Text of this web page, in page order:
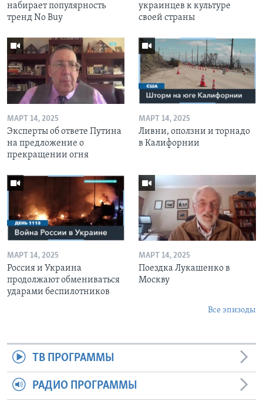
набирает популярность
тренд No Buy
украинцев к культуре
своей страны
МАРТ 14, 2025
Эксперты об ответе Путина
на предложение о
прекращении огня
МАРТ 14, 2025
Ливни, оползни и торнадо
в Калифорнии
МАРТ 14, 2025
Россия и Украина
продолжают обмениваться
ударами беспилотников
МАРТ 14, 2025
Поездка Лукашенко в
Москву
Все эпизоды
ТВ ПРОГРАММЫ
РАДИО ПРОГРАММЫ